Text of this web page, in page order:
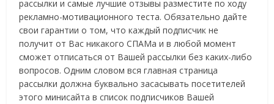
рассылки и самые лучшие отзывы разместите по ходу
рекламно-мотивационного теста. Обязательно дайте
свои гарантии о том, что каждый подписчик не
получит от Вас никакого СПАМа и в любой момент
сможет отписаться от Вашей рассылки без каких-либо
вопросов. Одним словом вся главная страница
рассылки должна буквально засасывать посетителей
этого минисайта в список подписчиков Вашей